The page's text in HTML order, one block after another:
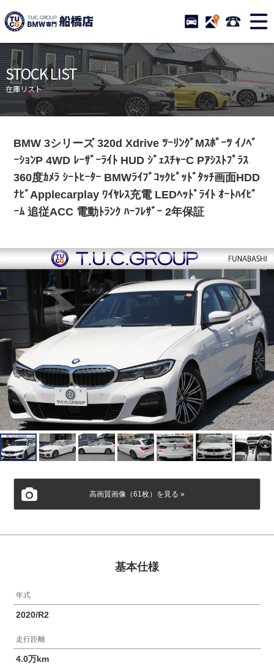
TUCグループ BMW専門
STOCK ACCESS 047-
ニュース
在庫リスト
目玉車両一覧
店舗紹介
保証＆サービス
アクセスマップ
特別作業について
オーダーサービス
買取無料査定
自動車保険
TUCとは？
リクルート
スタッフblog
会社概要
STOCK LIST
在庫リスト
BMW 3シリーズ 320d Xdrive ﾂｰﾘﾝｸﾞMｽﾎﾟｰﾂ ｲﾉﾍﾞ
ｰｼｮﾝP 4WD ﾚｰｻﾞｰﾗｲﾄ HUD ｼﾞｪｽﾁｬｰC Pｱｼｽﾄﾌﾟﾗｽ
360度ｶﾒﾗ ｼｰﾄﾋｰﾀｰ BMWﾗｲﾌﾞｺｯｸﾋﾟｯﾄﾞﾀｯﾁ画面HDD
ﾅﾋﾞApplecarplay ﾜｲﾔﾚｽ充電 LEDﾍｯﾄﾞﾗｲﾄ ｵｰﾄﾊｲﾋﾞ
ｰﾑ 追従ACC 電動ﾄﾗﾝｸ ﾊｰﾌﾚｻﾞｰ 2年保証
高画質画像（61枚）を見る »
基本仕様
年式
2020/R2
走行距離
4.0万km